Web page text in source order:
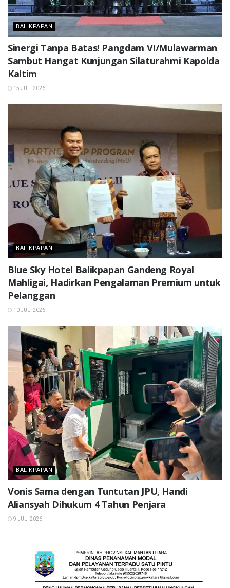
BALIKPAPAN
Sinergi Tanpa Batas! Pangdam VI/Mulawarman
Sambut Hangat Kunjungan Silaturahmi Kapolda
Kaltim
15 JULI 2026
BALIKPAPAN
Blue Sky Hotel Balikpapan Gandeng Royal
Mahligai, Hadirkan Pengalaman Premium untuk
Pelanggan
10 JULI 2026
BALIKPAPAN
Vonis Sama dengan Tuntutan JPU, Handi
Aliansyah Dihukum 4 Tahun Penjara
9 JULI 2026